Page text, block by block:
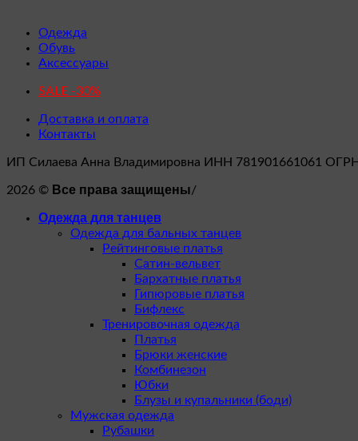
Одежда
Обувь
Аксессуары
SALE -30%
Доставка и оплата
Контакты
ИП Силаева Анна Владимировна ИНН 781901661061
2026 © Все права защищены/
Одежда для танцев
Одежда для бальных танцев
Рейтинговые платья
Сатин-вельвет
Бархатные платья
Гипюровые платья
Бифлекс
Тренировочная одежда
Платья
Брюки женские
Комбинезон
Юбки
Блузы и купальники (боди)
Мужская одежда
Рубашки